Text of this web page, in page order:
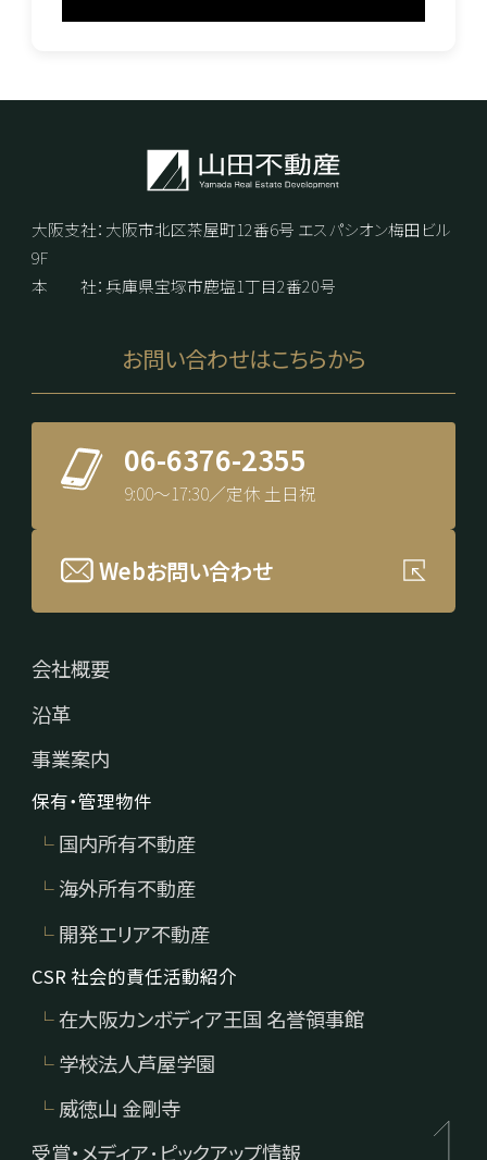
所有
不動
産
開発
エリ
動産
CSR 社
大阪支社：大阪市北区茶屋町12番6号 エスパシオン梅田ビル
9F
本 社：兵庫県宝塚市鹿塩1丁目2番20号
お問い合わせはこちらから
06-6376-2355
9:00～17:30／定休 土日祝
Webお問い合わせ
会社概要
沿革
事業案内
保有・管理物件
国内所有不動産
海外所有不動産
開発エリア不動産
CSR 社会的責任活動紹介
在大阪カンボディア王国 名誉領事館
学校法人芦屋学園
威徳山 金剛寺
受賞・メディア･ピックアップ情報